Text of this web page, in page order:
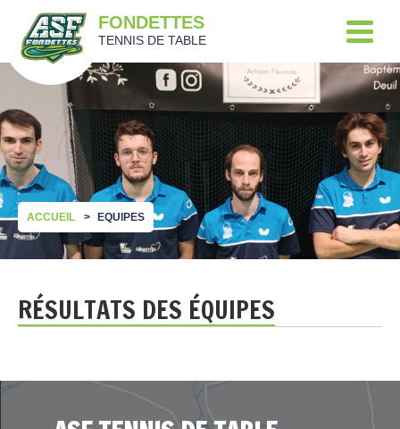
FONDETTES
TENNIS DE TABLE
ACCUEIL EQUIPES
RÉSULTATS DES ÉQUIPES